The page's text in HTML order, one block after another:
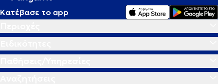
Κατέβασε το app